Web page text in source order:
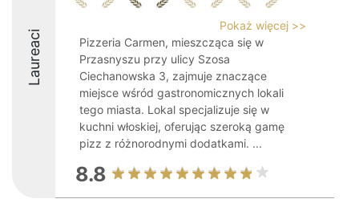
Laureaci
Pokaż więcej >>
Pizzeria Carmen, mieszcząca się w
Przasnyszu przy ulicy Szosa
Ciechanowska 3, zajmuje znaczące
miejsce wśród gastronomicznych lokali
tego miasta. Lokal specjalizuje się w
kuchni włoskiej, oferując szeroką gamę
pizz z różnorodnymi dodatkami. ...
8.8